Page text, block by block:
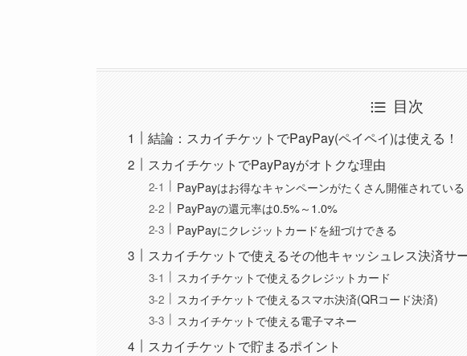
目次
結論：スカイチケットでPayPay(ペイペイ)は使える！
スカイチケットでPayPayがオトクな理由
PayPayはお得なキャンペーンがたくさん開催されている
PayPayの還元率は0.5%～1.0%
PayPayにクレジットカードを紐づけできる
スカイチケットで使えるその他キャッシュレス決済サ
スカイチケットで使えるクレジットカード
スカイチケットで使えるスマホ決済(QRコード決済)
スカイチケットで使える電子マネー
スカイチケットで貯まるポイント